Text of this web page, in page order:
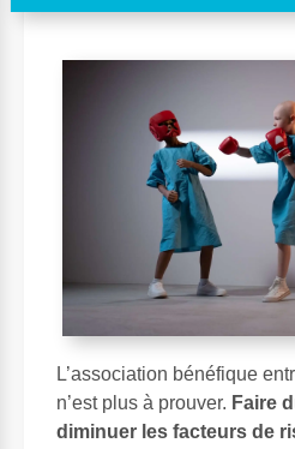
L’association bénéfique
n’est plus à prouver. Faire
diminuer les facteurs de